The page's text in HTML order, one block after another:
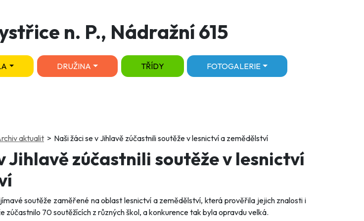
n. P., Nádražní 615
DRUŽINA TŘÍDY FOTOGALERIE
aktualit(current)
Naši žáci se v Jihlavě zúčastnili soutěže v lesnictví a zemědělství
Jihlavě zúčastnili soutěže v lesnictví
soutěže zaměřené na oblast lesnictví a zemědělství, která prověřila jejich znalosti i
zúčastnilo 70 soutěžících z různých škol, a konkurence tak byla opravdu velká.